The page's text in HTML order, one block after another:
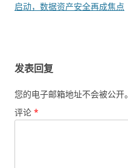
启动，数据资产安全再成焦点
发表回复
您的电子邮箱地址不会被公开。
评论 *